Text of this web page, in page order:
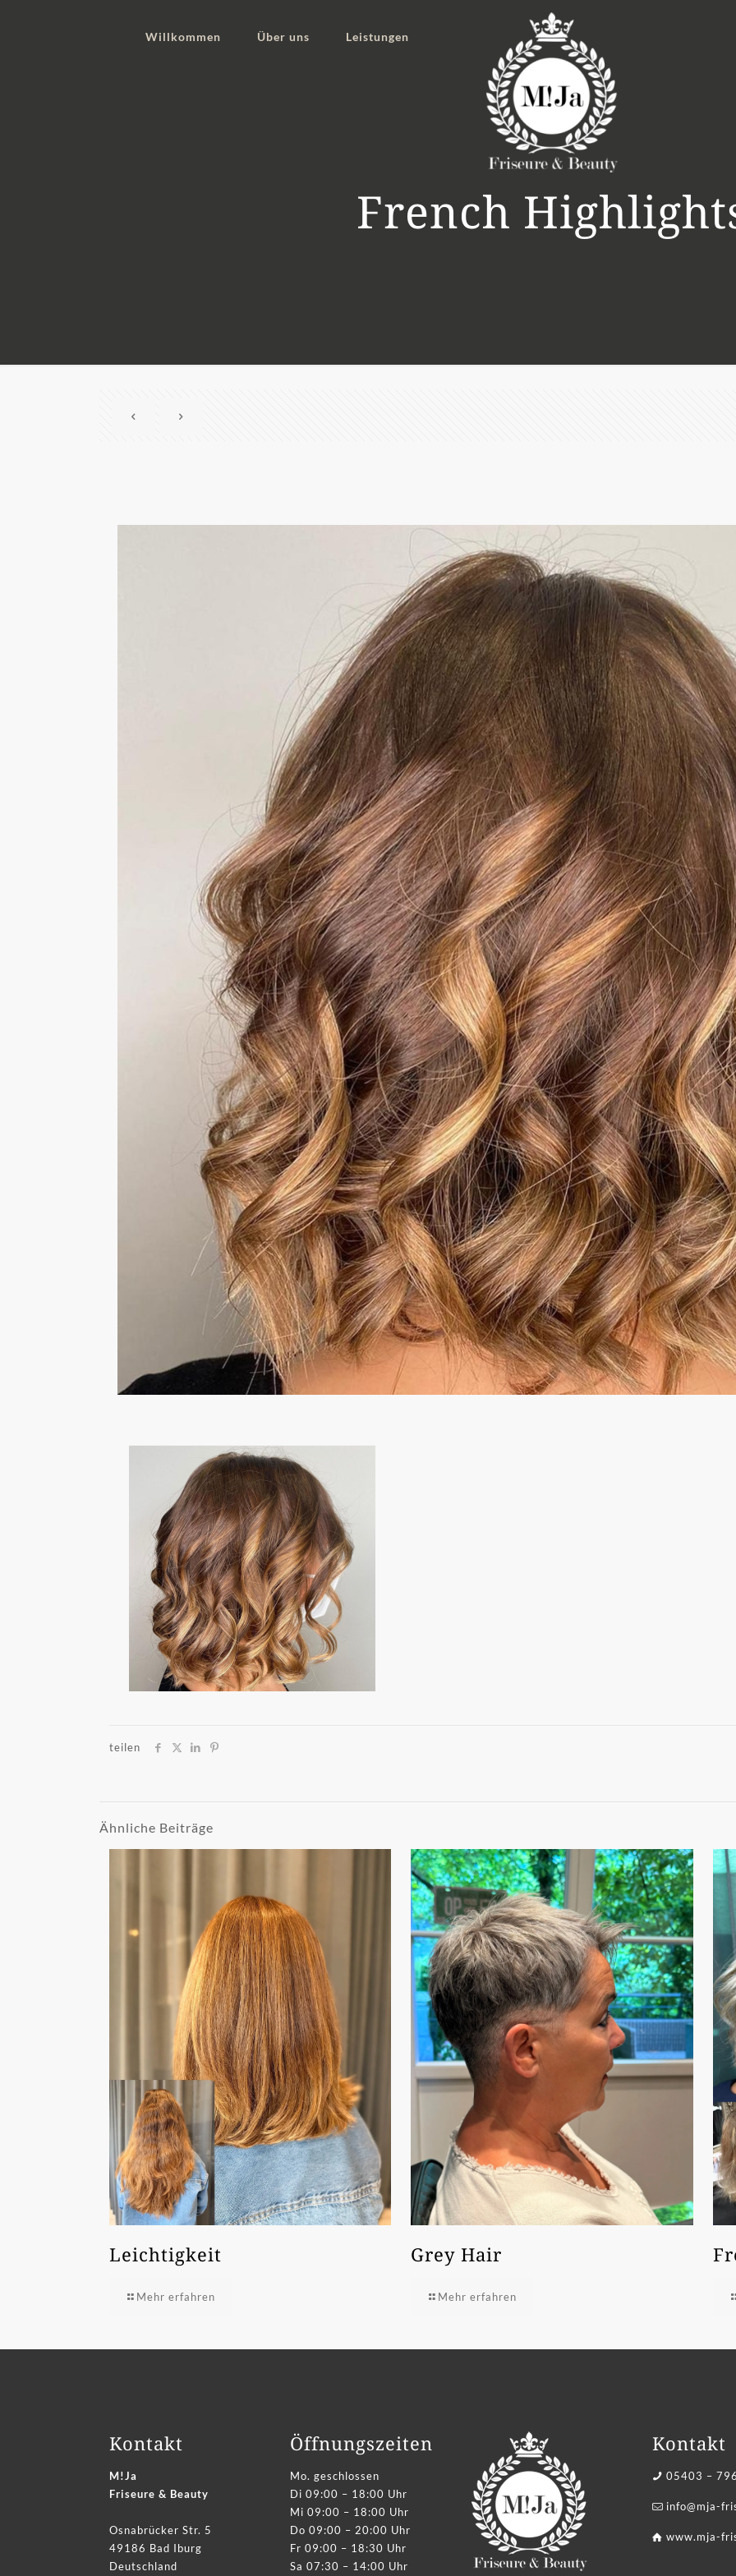
Willkommen Über uns Leistungen
French
teilen
Ähnliche Beiträge
Leichtigkeit
Mehr erfahren
Grey Hair
Mehr erfahren
Kontakt
M!Ja
Friseure & Beauty
Osnabrücker Str. 5
49186 Bad Iburg
Deutschland
Öffnungszeiten
Mo. geschlossen
Di 09:00 – 18:00 Uhr
Mi 09:00 – 18:00 Uhr
Do 09:00 – 20:00 Uhr
Fr 09:00 – 18:30 Uhr
Sa 07:30 – 14:00 Uhr
Kontakt
05403 –
info@mja-
www.mja-